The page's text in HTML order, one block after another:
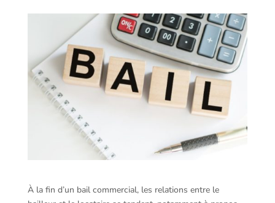
À la fin d’un bail commercial, les relations entre le